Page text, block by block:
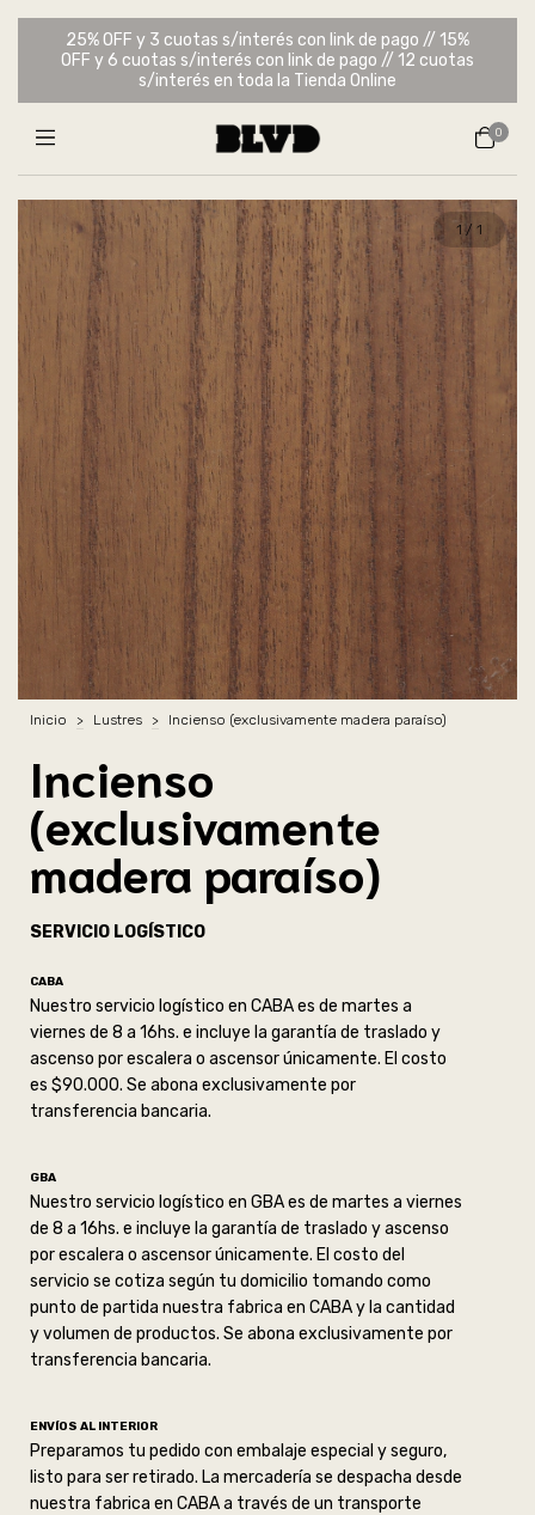
25% OFF y 3 cuotas s/interés con link de pago // 15%
OFF y 6 cuotas s/interés con link de pago // 12 cuotas
s/interés en toda la Tienda Online
0
1 / 1
Inicio > Lustres > Incienso (exclusivamente madera paraíso)
Incienso
(exclusivamente
madera paraíso)
SERVICIO LOGÍSTICO
CABA
Nuestro servicio logístico en CABA es de martes a
viernes de 8 a 16hs. e incluye la garantía de traslado y
ascenso por escalera o ascensor únicamente. El costo
es $90.000. Se abona exclusivamente por
transferencia bancaria.
GBA
Nuestro servicio logístico en GBA es de martes a viernes
de 8 a 16hs. e incluye la garantía de traslado y ascenso
por escalera o ascensor únicamente. El costo del
servicio se cotiza según tu domicilio tomando como
punto de partida nuestra fabrica en CABA y la cantidad
y volumen de productos. Se abona exclusivamente por
transferencia bancaria.
ENVÍOS AL INTERIOR
Preparamos tu pedido con embalaje especial y seguro,
listo para ser retirado. La mercadería se despacha desde
nuestra fabrica en CABA a través de un transporte